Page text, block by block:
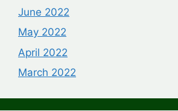
June 2022
May 2022
April 2022
March 2022